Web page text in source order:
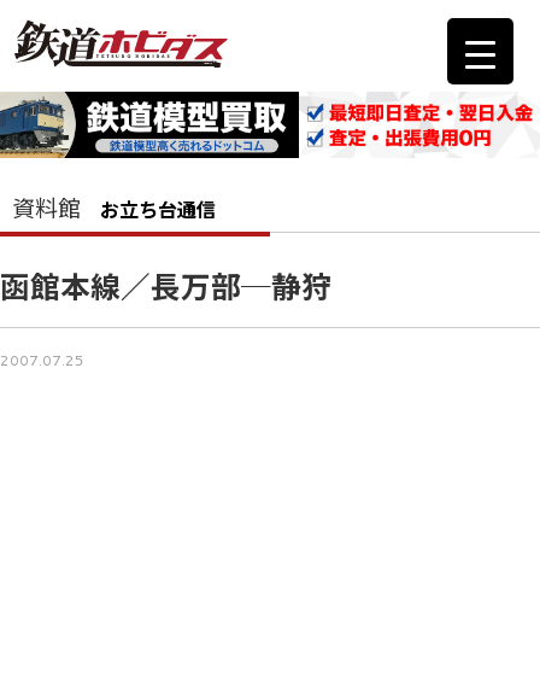
資料館 お立ち台通信
函館本線／長万部─静狩
2007.07.25